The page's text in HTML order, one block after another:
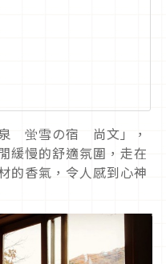
蛍雪の宿 尚文」，
緩慢的舒適氛圍，走在
的香氣，令人感到心神